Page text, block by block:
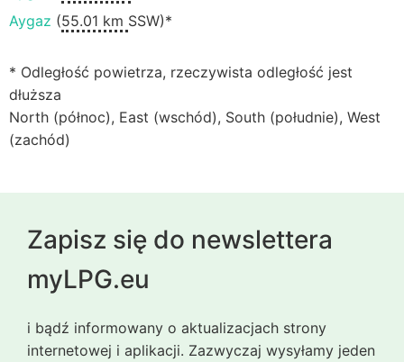
Aygaz (55.01 km SSW)*
* Odległość powietrza, rzeczywista odległość jest
dłuższa
North (północ), East (wschód), South (południe), West
(zachód)
Zapisz się do newslettera
myLPG.eu
i bądź informowany o aktualizacjach strony
internetowej i aplikacji. Zazwyczaj wysyłamy jeden